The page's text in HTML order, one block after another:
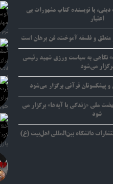
دینی، با نویسنده کتاب مشهورات بی
اعتبار
منطق و فلسفه آموخت، فن برهان است
نگاهی به سیاست ورزی شهید رئیسی
می‌شود
پیشکسوتان قرآنی برگزار می‌شود
ملی «زندگی با آیه‌ها» برگزار می
شود
دانشگاه بین‌المللی اهل‌بیت (ع)